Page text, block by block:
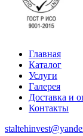
Главная
Каталог
Услуги
Галерея
Доставка и
Контакты